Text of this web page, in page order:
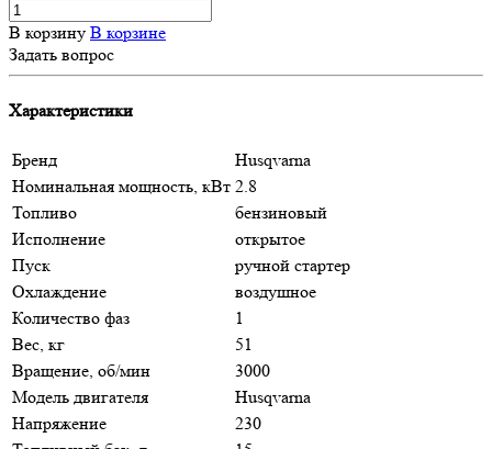
В корзину В корзине
Задать вопрос
Характеристики
Бренд
Husqvarna
Номинальная мощность, кВт 2.8
Топливо
бензиновый
Исполнение
открытое
Пуск
ручной стартер
Охлаждение
воздушное
Количество фаз
1
Вес, кг
51
Вращение, об/мин
3000
Модель двигателя
Husqvarna
Напряжение
230